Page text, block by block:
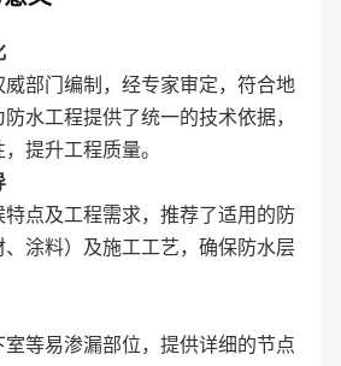
威部门编制，经专家审定，符合地
水工程提供了统一的技术依据，
提升工程质量。
点及工程需求，推荐了适用的防
、涂料）及施工工艺，确保防水层
等易渗漏部位，提供详细的节点